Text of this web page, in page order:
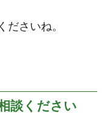
ださいね。
談ください